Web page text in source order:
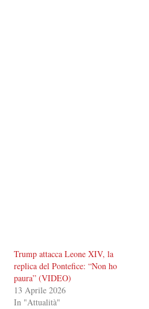
Trump attacca Leone XIV, la
replica del Pontefice: “Non ho
paura” (VIDEO)
13 Aprile 2026
In "Attualità"